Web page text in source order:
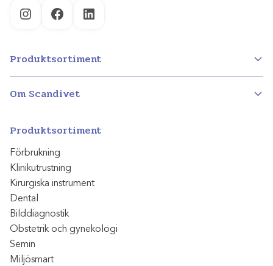
InstagramFacebookLinkedIn
Produktsortiment
Om Scandivet
Produktsortiment
Förbrukning
Klinikutrustning
Kirurgiska instrument
Dental
Bilddiagnostik
Obstetrik och gynekologi
Semin
Miljösmart